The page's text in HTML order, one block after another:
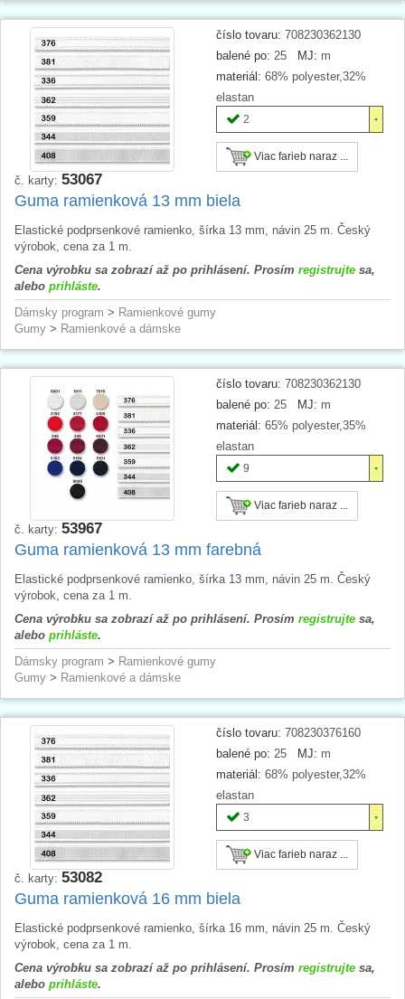
číslo tovaru: 708230362130
balené po: 25 MJ: m
materiál: 68% polyester,32%
elastan
2
Viac farieb naraz ...
č. karty: 53067
Guma ramienková 13 mm biela
Elastické podprsenkové ramienko, šírka 13 mm, návin 25 m. Český
výrobok, cena za 1 m.
Cena výrobku sa zobrazí až po prihlásení. Prosím registrujte sa,
alebo prihláste.
Dámsky program > Ramienkové gumy
Gumy > Ramienkové a dámske
číslo tovaru: 708230362130
balené po: 25 MJ: m
materiál: 65% polyester,35%
elastan
9
Viac farieb naraz ...
č. karty: 53967
Guma ramienková 13 mm farebná
Elastické podprsenkové ramienko, šírka 13 mm, návin 25 m. Český
výrobok, cena za 1 m.
Cena výrobku sa zobrazí až po prihlásení. Prosím registrujte sa,
alebo prihláste.
Dámsky program > Ramienkové gumy
Gumy > Ramienkové a dámske
číslo tovaru: 708230376160
balené po: 25 MJ: m
materiál: 68% polyester,32%
elastan
3
Viac farieb naraz ...
č. karty: 53082
Guma ramienková 16 mm biela
Elastické podprsenkové ramienko, šírka 16 mm, návin 25 m. Český
výrobok, cena za 1 m.
Cena výrobku sa zobrazí až po prihlásení. Prosím registrujte sa,
alebo prihláste.